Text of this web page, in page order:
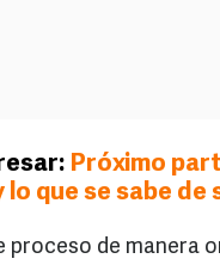
Próximo
que se sabe
proceso de manera